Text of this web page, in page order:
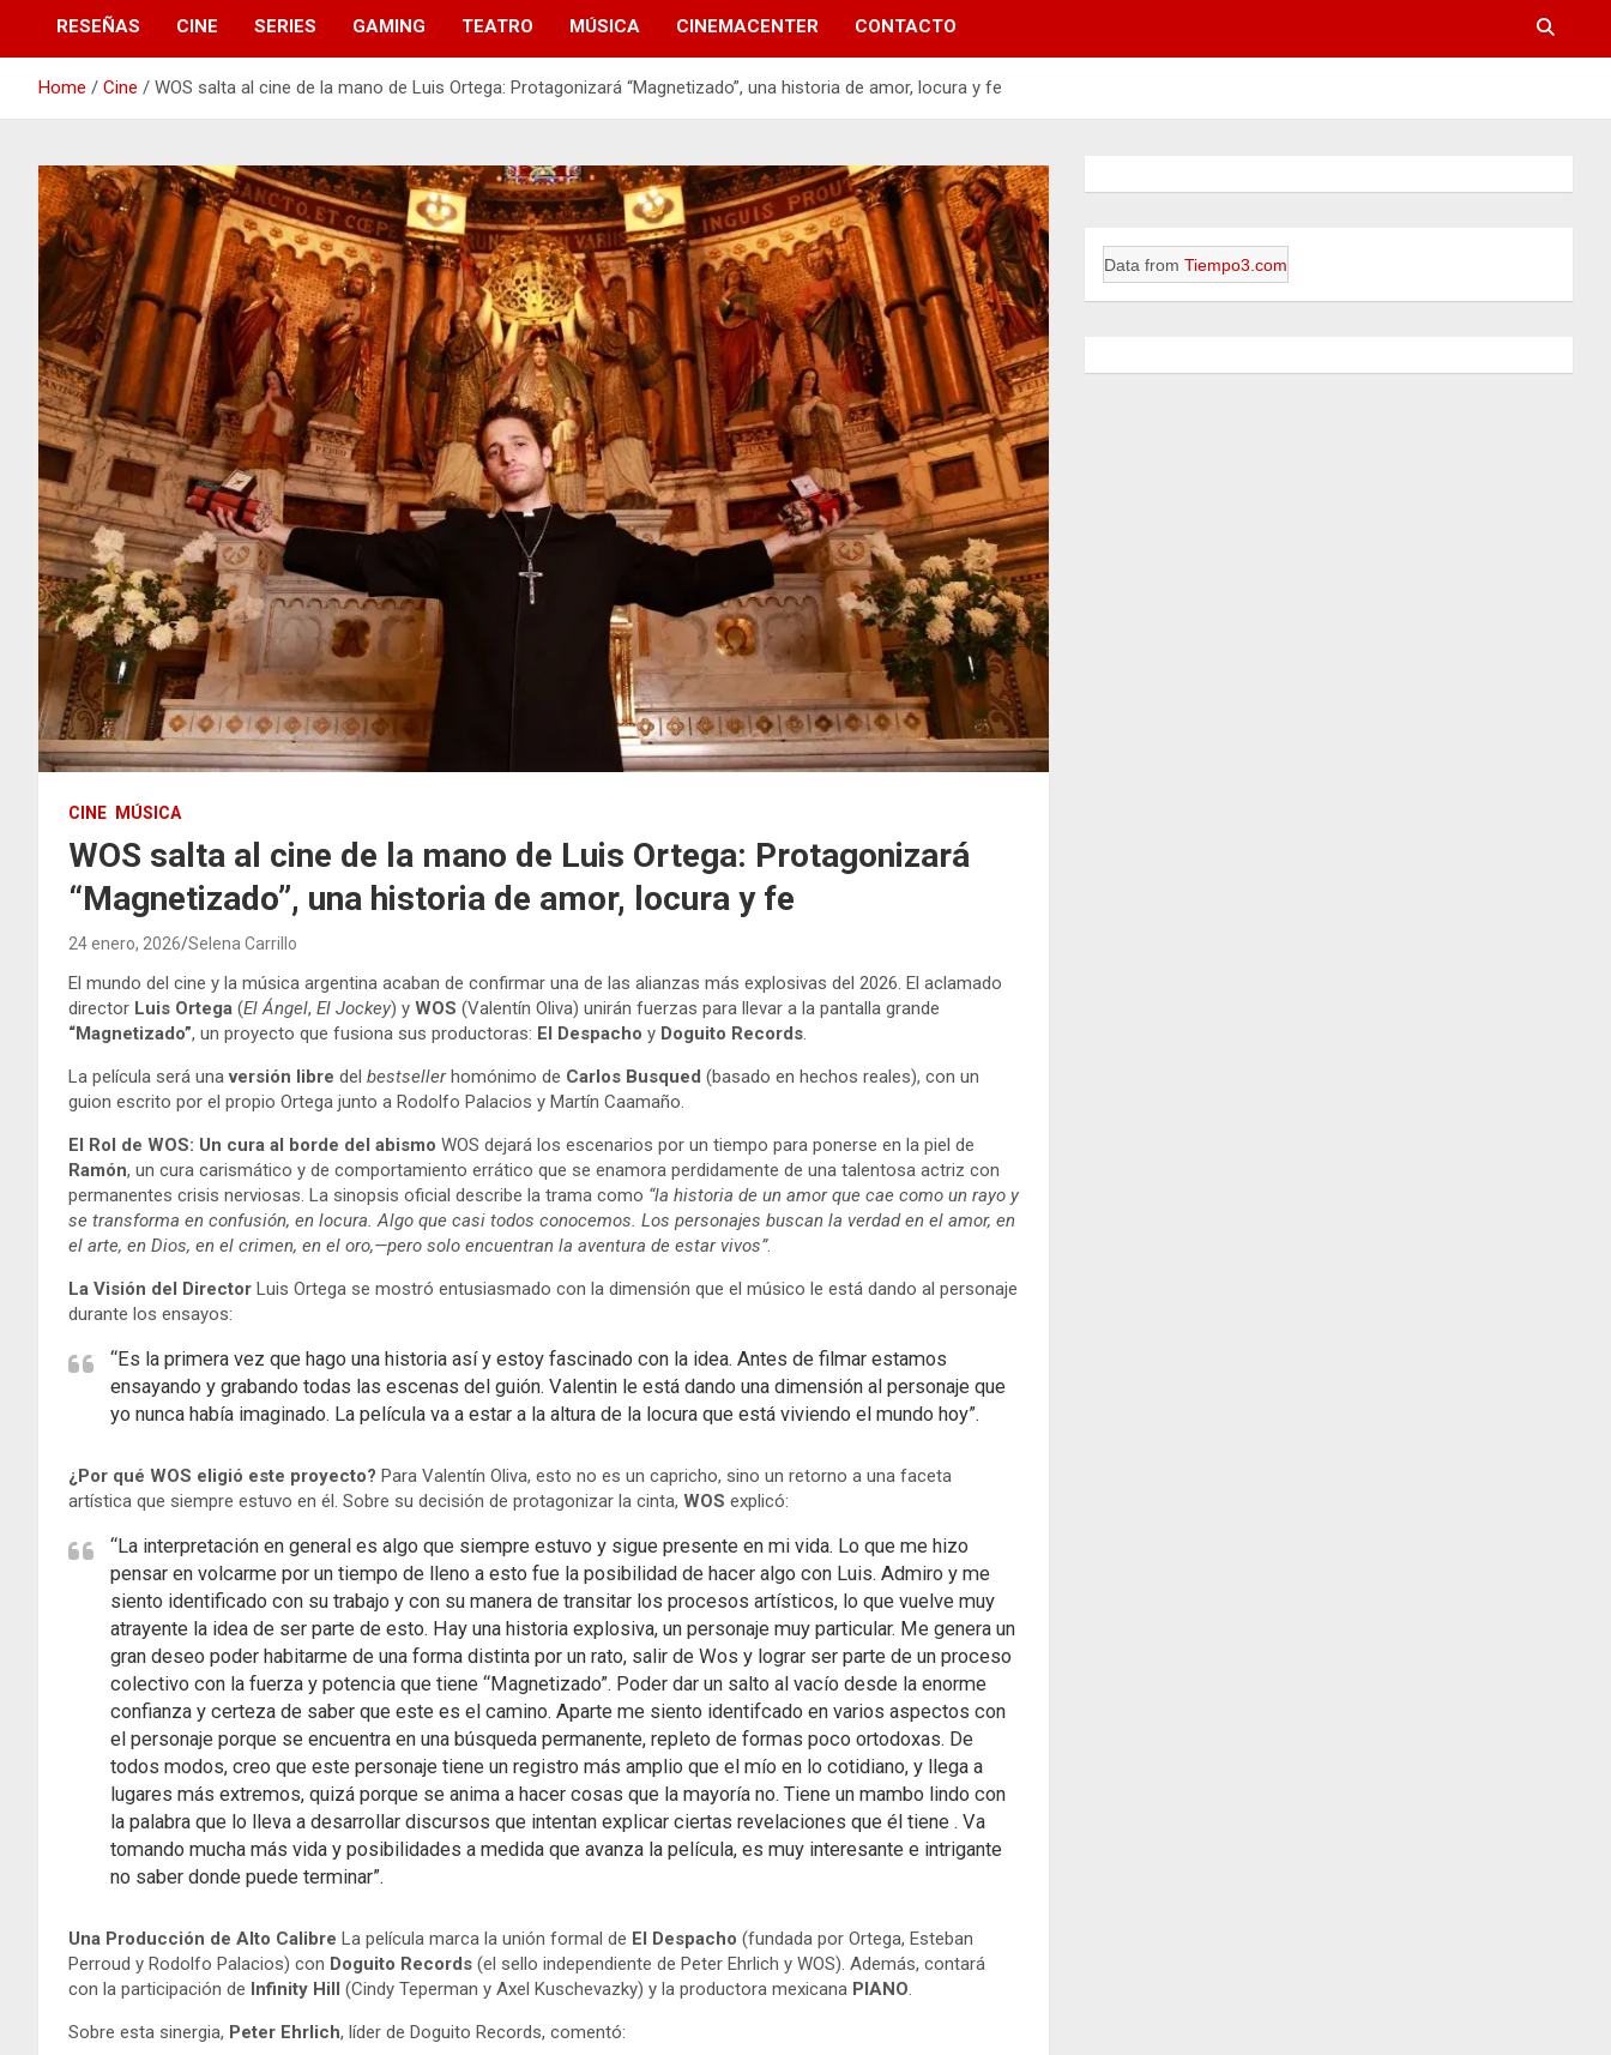
RESEÑAS CINE SERIES GAMING TEATRO MÚSICA CINEMACENTER CONTACTO
Home Cine WOS salta al cine de la mano de Luis Ortega: Protagonizará “Magnetizado”, una historia de amor, locura y fe
CINE MÚSICA
WOS salta al cine de la mano de Luis Ortega: Protagonizará
“Magnetizado”, una historia de amor, locura y fe
24 enero, 2026 Selena Carrillo
El mundo del cine y la música argentina acaban de confirmar una de las alianzas más explosivas del 2026. El aclamado
director Luis Ortega (El Ángel, El Jockey) y WOS (Valentín Oliva) unirán fuerzas para llevar a la pantalla grande
“Magnetizado”, un proyecto que fusiona sus productoras: El Despacho y Doguito Records.
La película será unaversión libre del bestsellerhomónimo de Carlos Busqued (basado en hechos reales), con un
guion escrito por el propio Ortega junto a Rodolfo Palacios y Martín Caamaño.
El Rol de WOS: Un cura al borde del abismo WOS dejará los escenarios por un tiempo para ponerse en la piel de
Ramón, un cura carismático y de comportamiento errático que se enamora perdidamente de una talentosa actriz con
permanentes crisis nerviosas. La sinopsis oficial describe la trama como “la historia de un amor que cae como un rayo y
se transforma en confusión, en locura. Algo que casi todos conocemos. Los personajes buscan la verdad en el amor, en
el arte, en Dios, en el crimen, en el oro,—pero solo encuentran la aventura de estar vivos”.
La Visión del Director Luis Ortega se mostró entusiasmado con la dimensión que el músico le está dando al personaje
durante los ensayos:
“Es la primera vez que hago una historia así y estoy fascinado con la idea. Antes de filmar estamos
ensayando y grabando todas las escenas del guión. Valentin le está dando una dimensión al personaje que
yo nunca había imaginado. La película va a estar a la altura de la locura que está viviendo el mundo hoy”.
¿Por qué WOS eligió este proyecto? Para Valentín Oliva, esto no es un capricho, sino un retorno a una faceta
artística que siempre estuvo en él. Sobre su decisión de protagonizar la cinta, WOS explicó:
“La interpretación en general es algo que siempre estuvo y sigue presente en mi vida. Lo que me hizo
pensar en volcarme por un tiempo de lleno a esto fue la posibilidad de hacer algo con Luis. Admiro y me
siento identificado con su trabajo y con su manera de transitar los procesos artísticos, lo que vuelve muy
atrayente la idea de ser parte de esto. Hay una historia explosiva, un personaje muy particular. Me genera un
gran deseo poder habitarme de una forma distinta por un rato, salir de Wos y lograr ser parte de un proceso
colectivo con la fuerza y potencia que tiene “Magnetizado”. Poder dar un salto al vacío desde la enorme
confianza y certeza de saber que este es el camino. Aparte me siento identifcado en varios aspectos con
el personaje porque se encuentra en una búsqueda permanente, repleto de formas poco ortodoxas. De
todos modos, creo que este personaje tiene un registro más amplio que el mío en lo cotidiano, y llega a
lugares más extremos, quizá porque se anima a hacer cosas que la mayoría no. Tiene un mambo lindo con
la palabra que lo lleva a desarrollar discursos que intentan explicar ciertas revelaciones que él tiene . Va
tomando mucha más vida y posibilidades a medida que avanza la película, es muy interesante e intrigante
no saber donde puede terminar”.
Una Producción de Alto Calibre La película marca la unión formal de El Despacho (fundada por Ortega, Esteban
Perroud y Rodolfo Palacios) con Doguito Records (el sello independiente de Peter Ehrlich y WOS). Además, contará
con la participación de Infinity Hill (Cindy Teperman y Axel Kuschevazky) y la productora mexicana PIANO.
Sobre esta sinergia, Peter Ehrlich, líder de Doguito Records, comentó:
Data fromTiempo3.com